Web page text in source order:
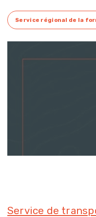
Service régional de la
Service de